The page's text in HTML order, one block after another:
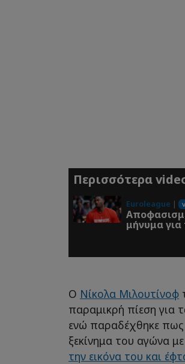
Περισσότερα
Euroleague |
μήνυμα για
Ο Νίκολα Μιλουτίνοφ
παραμικρή πίεση για
ενώ παραδέχθηκε
ξεκίνημα του αγώνα
την εικόνα του και